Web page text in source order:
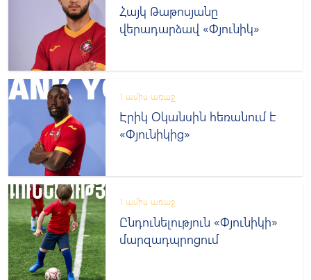
Հայկ Թաթոսյանը
վերադարձավ «Փյունիկ»
1 ամիս առաջ
Էրիկ Օկանսին հեռանում է
«Փյունիկից»
1 ամիս առաջ
Ընդունելություն «Փյունիկի»
մարզադպրոցում